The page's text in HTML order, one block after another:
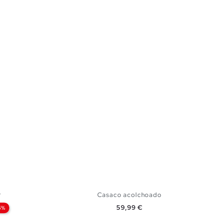
Casaco acolchoado
Preço
59,99 €